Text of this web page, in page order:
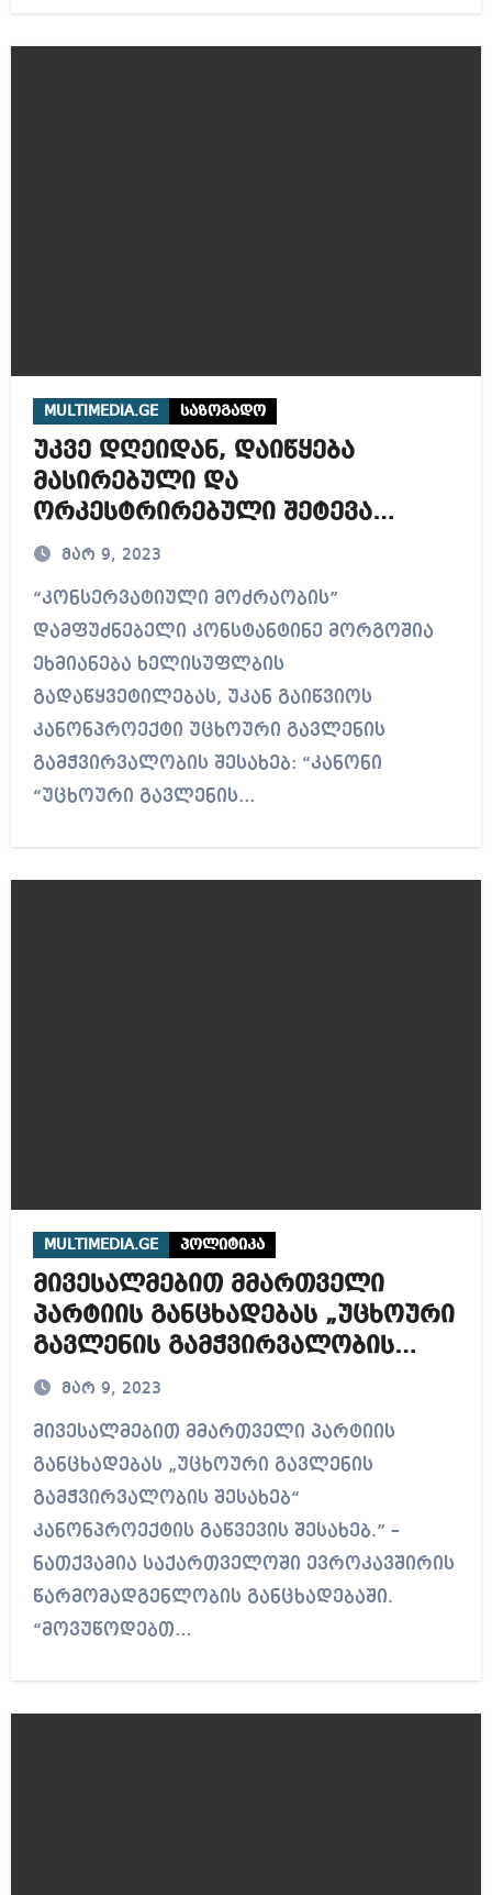
MULTIMEDIA.GE საზოგადო
უკვე დღეიდან, დაიწყება
მასირებული და
ორკესტრირებული შეტევა
ირაკლი ღარიბაშვილის
მორგოშია
მარ 9, 2023
“კონსერვატიული მოძრაობის”
დამფუძნებელი კონსტანტინე მორგოშია
ეხმიანება ხელისუფლბის
გადაწყვეტილებას, უკან გაიწვიოს
კანონპროექტი უცხოური გავლენის
გამჭვირვალობის შესახებ: “კანონი
“უცხოური გავლენის…
MULTIMEDIA.GE პოლიტიკა
მივესალმებით მმართველი
პარტიის განცხადებას „უცხოური
გავლენის გამჭვირვალობის
შესახებ“ კანონპროექტის
მარ 9, 2023
მივესალმებით მმართველი პარტიის
განცხადებას „უცხოური გავლენის
გამჭვირვალობის შესახებ“
კანონპროექტის გაწვევის შესახებ.” –
ნათქვამია საქართველოში ევროკავშირის
წარმომადგენლობის განცხადებაში.
“მოვუწოდებთ…